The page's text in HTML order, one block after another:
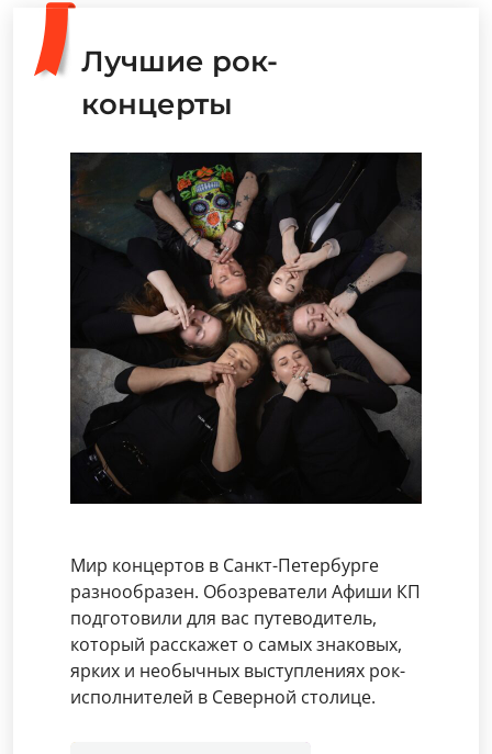
Лучшие рок-
концерты
Мир концертов в Санкт-Петербурге
разнообразен. Обозреватели Афиши КП
подготовили для вас путеводитель,
который расскажет о самых знаковых,
ярких и необычных выступлениях рок-
исполнителей в Северной столице.